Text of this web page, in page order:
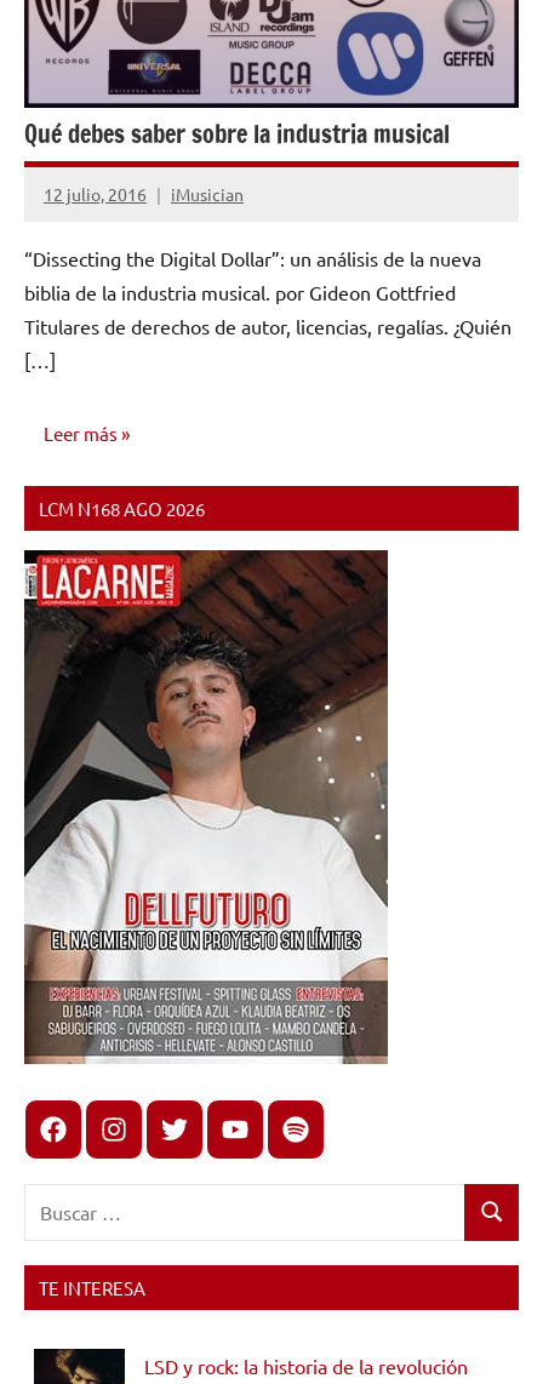
Qué debes saber sobre la industria musical
12 julio, 2016 iMusician
No
comentarios
“Dissecting the Digital Dollar”: un análisis de la nueva
biblia de la industria musical. por Gideon Gottfried
Titulares de derechos de autor, licencias, regalías. ¿Quién
[…]
Leer más
CONSEJOS
PARA
MÚSICOS
LCM N168 AGO 2026
FacebookInstagram
X youtubespotify
Buscar
TE INTERESA
LSD y rock: la historia de la revolución